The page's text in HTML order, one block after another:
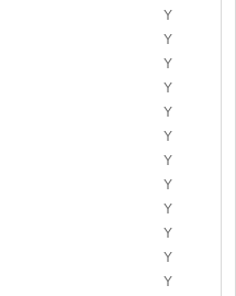
Y
Y
Y
Y
Y
Y
Y
Y
Y
Y
Y
Y